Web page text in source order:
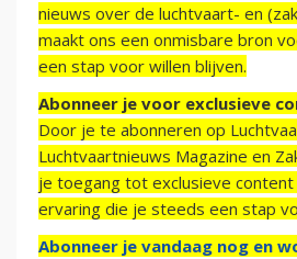
nieuws over de luchtvaart- en
maakt ons een onmisbare bron
een stap voor willen blijven.
Abonneer je voor exclusieve
Door je te abonneren op
Luchtvaartnieuws Magazine en
je toegang tot exclusieve content
ervaring die je steeds een stap
Abonneer je vandaag nog en